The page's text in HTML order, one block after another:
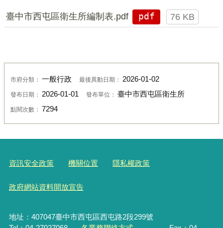
臺中市西屯區衛生所編制表.pdf pdf 76 KB
市府分類： 一般行政 最後異動日期： 2026-01-02
發布日期： 2026-01-01 發布單位： 臺中市西屯區衛生所
點閱次數： 7294
資訊安全政策 機關位置 隱私權政策
政府網站資料開放宣告
地址：407047臺中市西屯區西屯路2段299號